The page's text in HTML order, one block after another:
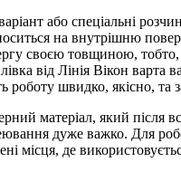
або спеціальні
на внутрішню
своєю товщиною,
від Лінія Вікон
швидко, якісно, та
матеріал, який після
дуже важко. Для
місця, де